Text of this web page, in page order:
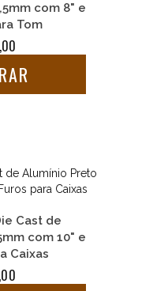
com 8" e
Tom
Cast de
com 10" e
Caixas